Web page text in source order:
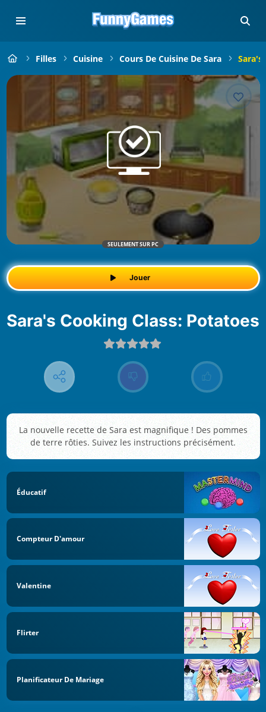
Filles Cuisine Cours De Cuisine De Sara Sara's
SEULEMENT SUR PC
Jouer
Sara's Cooking Class: Potatoes
La nouvelle recette de Sara est magnifique ! Des pommes
de terre rôties. Suivez les instructions précisément.
Éducatif
Compteur D'amour
Valentine
Flirter
Planificateur De Mariage